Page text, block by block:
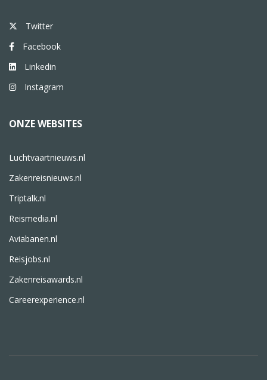
Twitter
Facebook
Linkedin
Instagram
ONZE WEBSITES
Luchtvaartnieuws.nl
Zakenreisnieuws.nl
Triptalk.nl
Reismedia.nl
Aviabanen.nl
Reisjobs.nl
Zakenreisawards.nl
Careerexperience.nl